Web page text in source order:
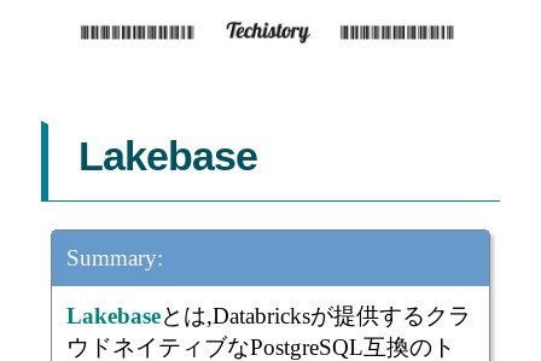
Lakebase
Summary:
Lakebaseとは,Databricksが提供するクラ
ウドネイティブなPostgreSQL互換のト